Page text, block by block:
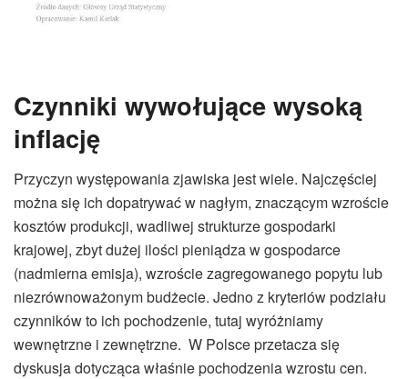
Czynniki wywołujące wysoką
inflację
Przyczyn występowania zjawiska jest wiele. Najczęściej
można się ich dopatrywać w nagłym, znaczącym wzroście
kosztów produkcji, wadliwej strukturze gospodarki
krajowej, zbyt dużej ilości pieniądza w gospodarce
(nadmierna emisja), wzroście zagregowanego popytu lub
niezrównoważonym budżecie. Jedno z kryteriów podziału
czynników to ich pochodzenie, tutaj wyróżniamy
wewnętrzne i zewnętrzne. W Polsce przetacza się
dyskusja dotycząca właśnie pochodzenia wzrostu cen.